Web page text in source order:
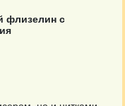
флизелин с